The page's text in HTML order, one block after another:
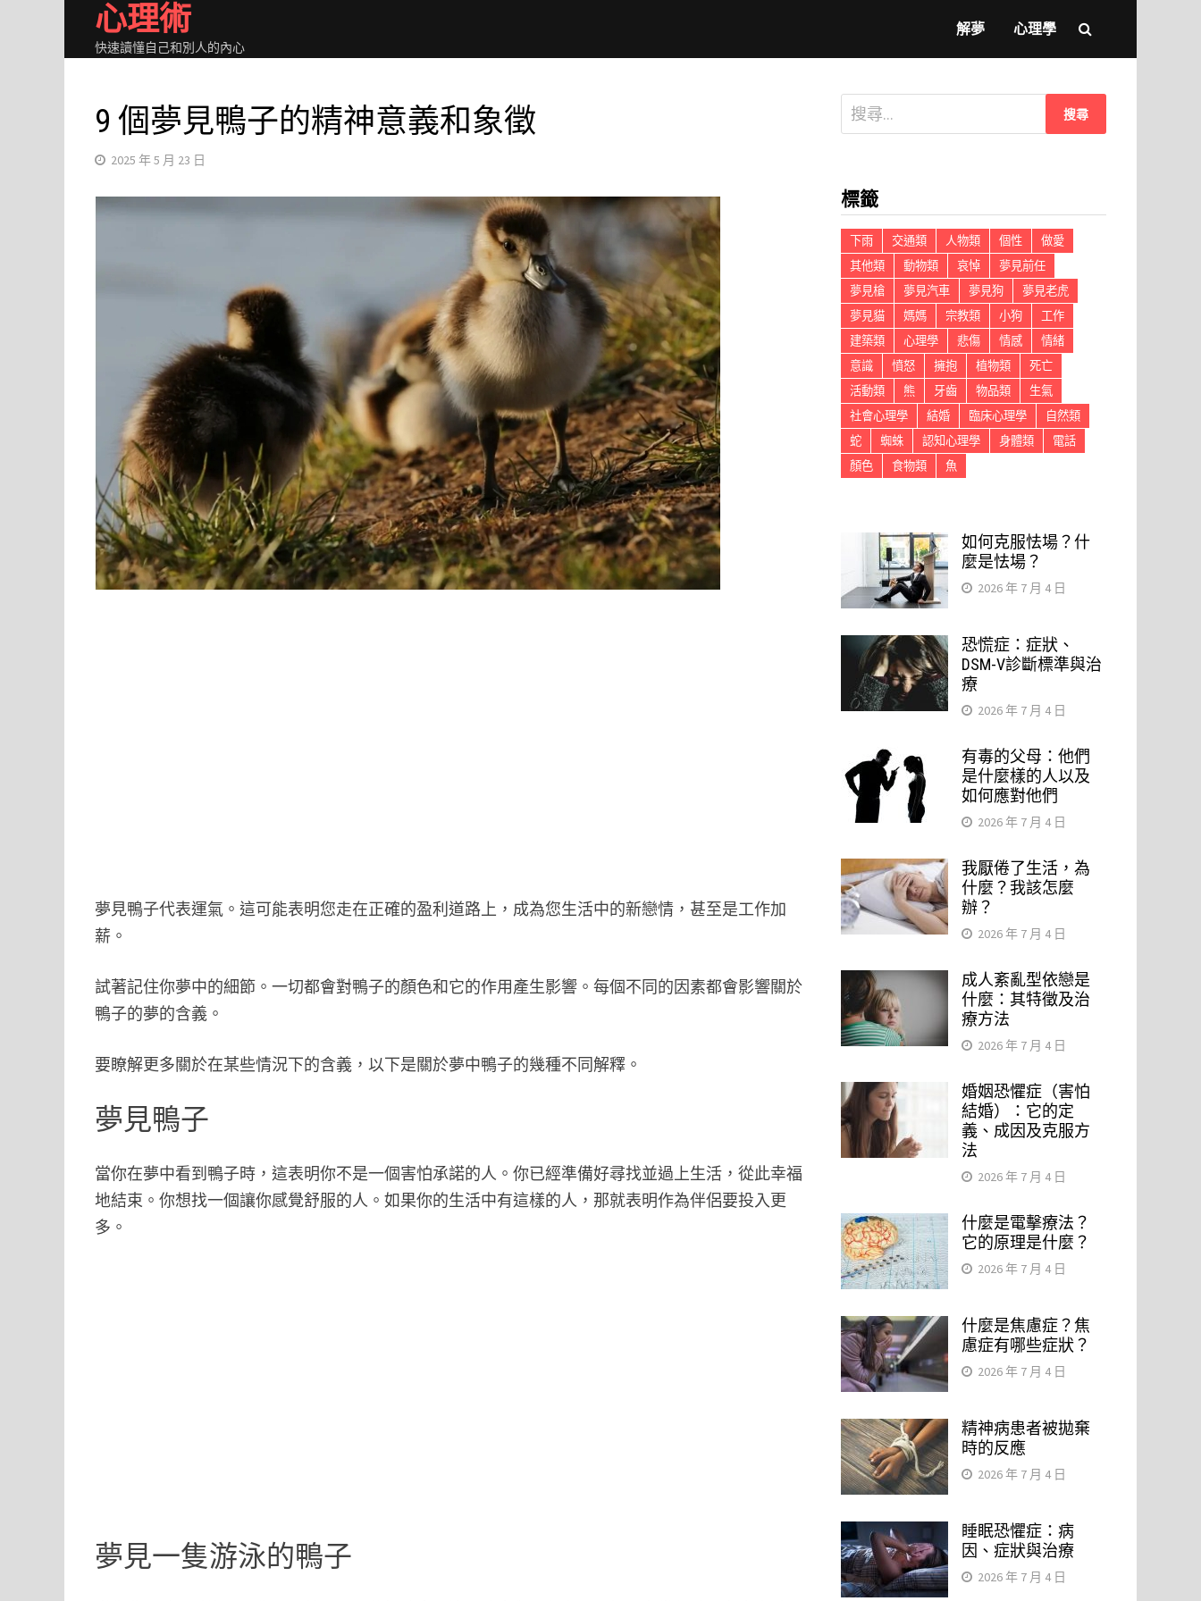
content
心理術
快速讀懂自己和別人的內心
解夢 心理學
9 個夢見鴨子的精神意義和象徵
2025 年 5 月 23 日
夢見鴨子代表運氣。這可能表明您走在正確的盈利道路上，成為您生活中的新戀情，甚至是工作加
薪。
試著記住你夢中的細節。一切都會對鴨子的顏色和它的作用產生影響。每個不同的因素都會影響關於
鴨子的夢的含義。
要瞭解更多關於在某些情況下的含義，以下是關於夢中鴨子的幾種不同解釋。
夢見鴨子
當你在夢中看到鴨子時，這表明你不是一個害怕承諾的人。你已經準備好尋找並過上生活，從此幸福
地結束。你想找一個讓你感覺舒服的人。如果你的生活中有這樣的人，那就表明作為伴侶要投入更
多。
夢見一隻游泳的鴨子
搜
尋
字:
標籤
下雨 交通類 人物類 個性
做愛
其他類
動物類 哀悼
夢見前任
夢見槍
夢見汽車 夢見狗
夢見老虎
夢見貓
媽媽 宗教類 小狗
工作
建築類
心理學 悲傷 情感
情緒
意識
憤怒 擁抱 植物類
死亡
活動類
熊 牙齒 物品類
生氣
社會心理學
結婚 臨床心理學
自然類
蛇
蜘蛛 認知心理學 身體類
電話
顏色
食物類 魚
如何克服怯場？什
麼是怯場？
2026 年 7 月 4 日
恐慌症：症狀、
DSM-V診斷標準與治
療
2026 年 7 月 4 日
有毒的父母：他們
是什麼樣的人以及
如何應對他們
2026 年 7 月 4 日
我厭倦了生活，為
什麼？我該怎麼
辦？
2026 年 7 月 4 日
成人紊亂型依戀是
什麼：其特徵及治
療方法
2026 年 7 月 4 日
婚姻恐懼症（害怕
結婚）：它的定
義、成因及克服方
法
2026 年 7 月 4 日
什麼是電擊療法？
它的原理是什麼？
2026 年 7 月 4 日
什麼是焦慮症？焦
慮症有哪些症狀？
2026 年 7 月 4 日
精神病患者被拋棄
時的反應
2026 年 7 月 4 日
睡眠恐懼症：病
因、症狀與治療
2026 年 7 月 4 日